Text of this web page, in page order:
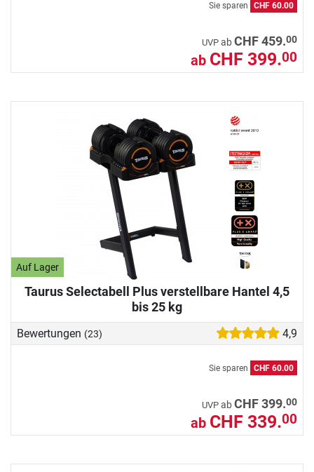
Sie sparen CHF 60.00
UVP abCHF 459.00
ab CHF 399.00
Auf Lager
Taurus Selectabell Plus verstellbare Hantel 4,5
bis 25 kg
Bewertungen (23) 4,9
Sie sparen CHF 60.00
UVP abCHF 399.00
ab CHF 339.00